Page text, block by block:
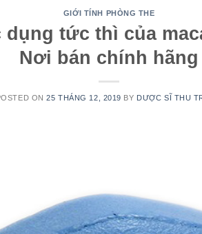
GIỚI TÍNH PHÒNG THE
tức thì của
Nơi bán chính hãng
ON25 THÁNG 12, 2019 BY DƯỢC SĨ THU